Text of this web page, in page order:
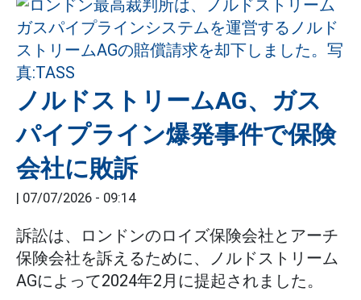
ノルドストリームAG、ガス
パイプライン爆発事件で保険
会社に敗訴
| 07/07/2026 - 09:14
訴訟は、ロンドンのロイズ保険会社とアーチ
保険会社を訴えるために、ノルドストリーム
AGによって2024年2月に提起されました。